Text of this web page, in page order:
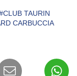
TAURIN
CARBUCCIA